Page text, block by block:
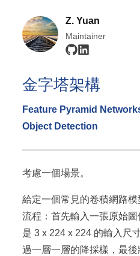
Z. Yuan
Maintainer
金字塔架構
Feature Pyramid
Object Detection
考慮一個場景。
給定一個常見的卷積網路
流程：首先輸入一張原始
是 3 x 224 x 224 的輸入尺
過一層一層的降採樣，最後